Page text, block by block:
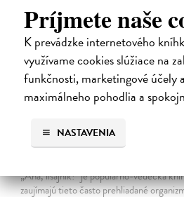
Príjmete naše
K prevádzke internetového
využívame cookies slúžiace na
funkčnosti, marketingové účely
maximálneho pohodlia a
NASTAVENIA
Aha, lišajník!
„Aha, lišajník!“ je populárno-vedecká
zaujímajú tieto často prehliadané